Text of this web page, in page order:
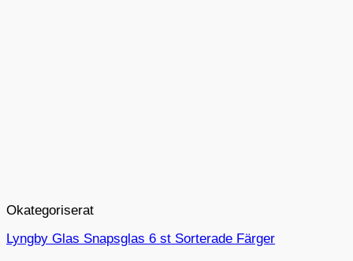
Okategoriserat
Lyngby Glas Snapsglas 6 st Sorterade Färger